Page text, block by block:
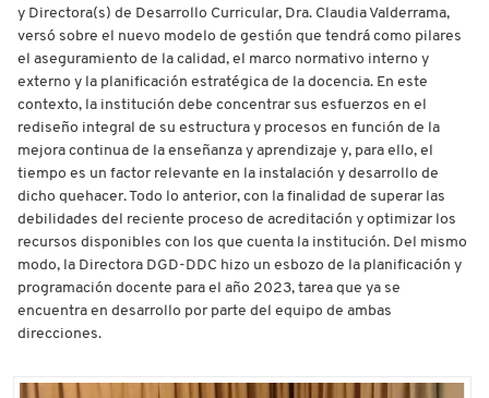
y Directora(s) de Desarrollo Curricular, Dra. Claudia Valderrama,
versó sobre el nuevo modelo de gestión que tendrá como pilares
el aseguramiento de la calidad, el marco normativo interno y
externo y la planificación estratégica de la docencia. En este
contexto, la institución debe concentrar sus esfuerzos en el
rediseño integral de su estructura y procesos en función de la
mejora continua de la enseñanza y aprendizaje y, para ello, el
tiempo es un factor relevante en la instalación y desarrollo de
dicho quehacer. Todo lo anterior, con la finalidad de superar las
debilidades del reciente proceso de acreditación y optimizar los
recursos disponibles con los que cuenta la institución. Del mismo
modo, la Directora DGD-DDC hizo un esbozo de la planificación y
programación docente para el año 2023, tarea que ya se
encuentra en desarrollo por parte del equipo de ambas
direcciones.